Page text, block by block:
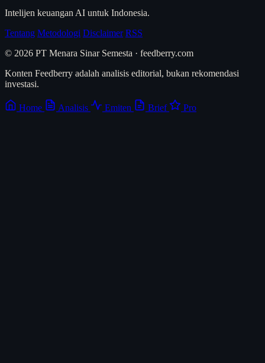
Intelijen keuangan AI untuk Indonesia.
Tentang Metodologi Disclaimer RSS
© 2026 PT Menara Sinar Semesta · feedberry.com
Konten Feedberry adalah analisis editorial, bukan rekomendasi
investasi.
Home Analisis Emiten Brief Pro